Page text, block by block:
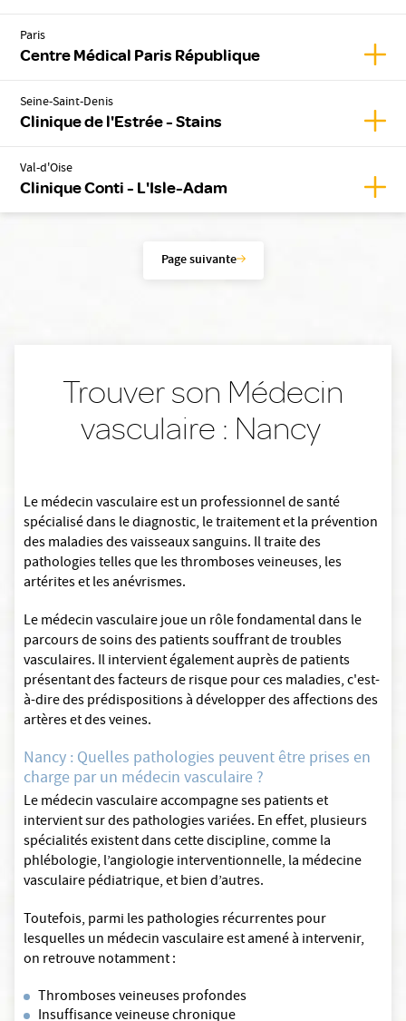
Paris
Centre Médical Paris République
Seine-Saint-Denis
Clinique de l'Estrée - Stains
Val-d'Oise
Clinique Conti - L'Isle-Adam
Page suivante
Trouver son Médecin
vasculaire : Nancy
Le médecin vasculaire est un professionnel de santé
spécialisé dans le diagnostic, le traitement et la prévention
des maladies des vaisseaux sanguins. Il traite des
pathologies telles que les thromboses veineuses, les
artérites et les anévrismes.
Le médecin vasculaire joue un rôle fondamental dans le
parcours de soins des patients souffrant de troubles
vasculaires. Il intervient également auprès de patients
présentant des facteurs de risque pour ces maladies, c'est-
à-dire des prédispositions à développer des affections des
artères et des veines.
Nancy : Quelles pathologies peuvent être prises en
charge par un médecin vasculaire ?
Le médecin vasculaire accompagne ses patients et
intervient sur des pathologies variées. En effet, plusieurs
spécialités existent dans cette discipline, comme la
phlébologie, l’angiologie interventionnelle, la médecine
vasculaire pédiatrique, et bien d’autres.
Toutefois, parmi les pathologies récurrentes pour
lesquelles un médecin vasculaire est amené à intervenir,
on retrouve notamment :
Thromboses veineuses profondes
Insuffisance veineuse chronique